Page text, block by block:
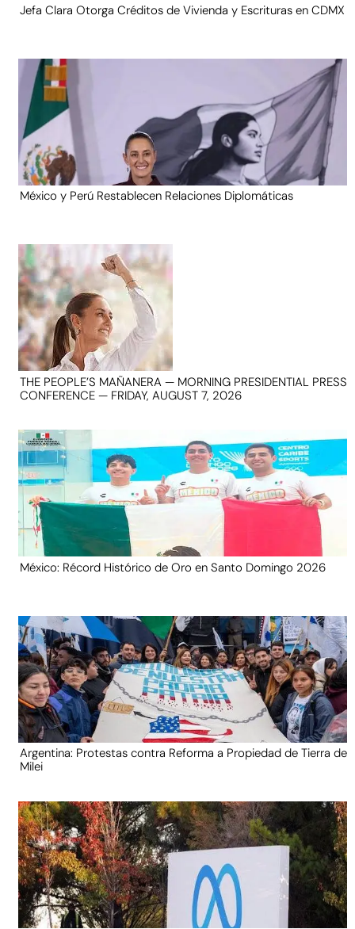
Jefa Clara Otorga Créditos de Vivienda y Escrituras en CDMX
México y Perú Restablecen Relaciones Diplomáticas
THE PEOPLE’S MAÑANERA — MORNING PRESIDENTIAL PRESS
CONFERENCE — FRIDAY, AUGUST 7, 2026
México: Récord Histórico de Oro en Santo Domingo 2026
Argentina: Protestas contra Reforma a Propiedad de Tierra de
Milei